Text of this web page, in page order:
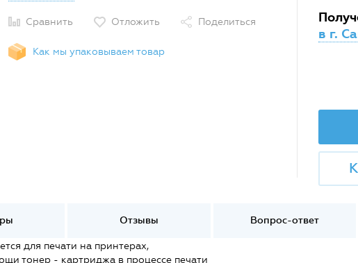
Сравнить Отложить Поделиться
Как мы упаковываем товар
в г.
Отзывы Вопрос-ответ
для печати на принтерах,
тонер - картриджа в процессе печати